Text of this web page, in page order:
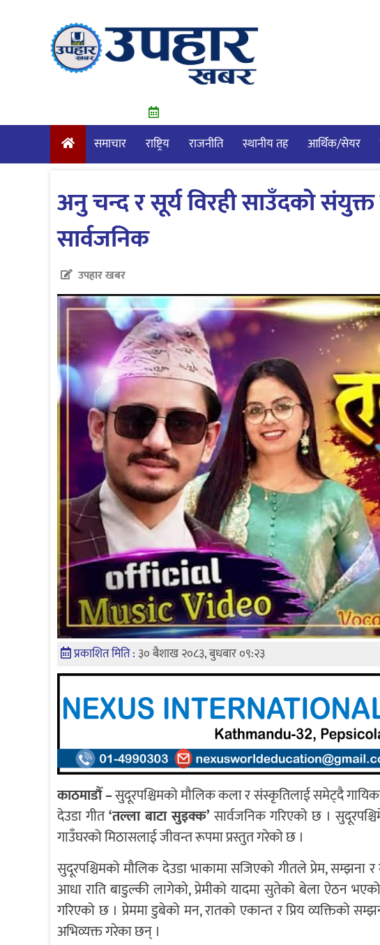
समाचार राष्ट्रिय राजनीति स्थानीय तह आर्थिक/सेयर
अनु चन्द र सूर्य विरही साउँदको संयुक्त
सार्वजनिक
उपहार खबर
प्रकाशित मिति : ३० बैशाख २०८३, बुधबार ०९:२३
काठमाडौँ –सुदूरपश्चिमको मौलिक कला र संस्कृतिलाई समेट्दै
देउडा गीत‘तल्ला बाटा सुइक्क’सार्वजनिक गरिएको छ ।
गाउँघरको मिठासलाई जीवन्त रूपमा प्रस्तुत गरेको छ ।
सुदूरपश्चिमको मौलिक देउडा भाकामा सजिएको गीतले प्रेम, सम्झना
आधा राति बाडुल्की लागेको, प्रेमीको यादमा सुतेको बेला ऐठन
गरिएको छ । प्रेममा डुबेको मन, रातको एकान्त र प्रिय व्यक्तिको
अभिव्यक्त गरेका छन् ।